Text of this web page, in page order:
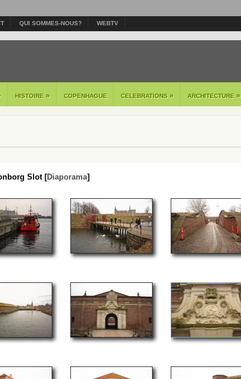
QUI SOMMES-NOUS? WEBTV
HISTOIRE » COPENHAGUE CELEBRATIONS » ARCHITECTURE »
Slot [Diaporama]